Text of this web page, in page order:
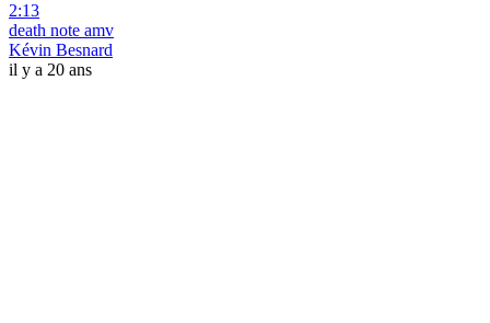
2:13
death note amv
Kévin Besnard
il y a 20 ans